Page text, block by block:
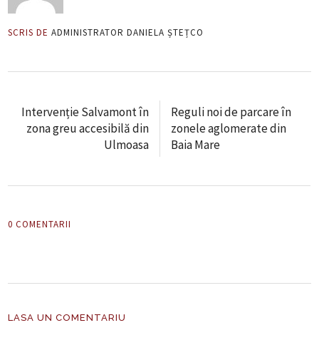
SCRIS DE ADMINISTRATOR DANIELA ȘTEȚCO
Intervenție Salvamont în
zona greu accesibilă din
Ulmoasa
Reguli noi de parcare în
zonele aglomerate din
Baia Mare
0 COMENTARII
LASA UN COMENTARIU